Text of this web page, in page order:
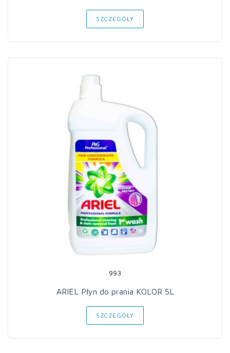
SZCZEGÓŁY
993
ARIEL Płyn do prania KOLOR 5L
SZCZEGÓŁY